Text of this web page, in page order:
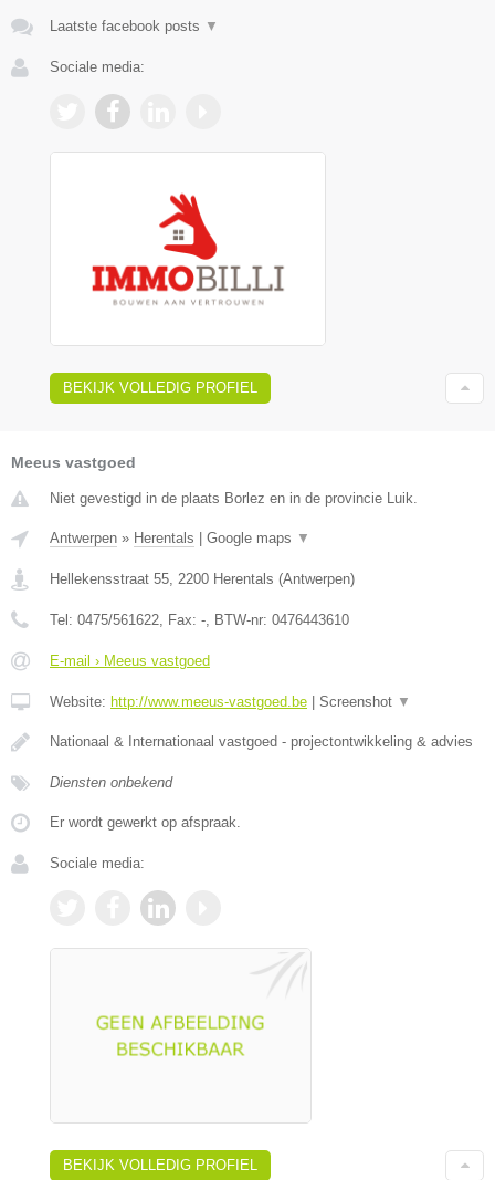
Laatste facebook posts ▼
Sociale media:
BEKIJK VOLLEDIG PROFIEL
Meeus vastgoed
Niet gevestigd in de plaats Borlez en in de provincie Luik.
Antwerpen » Herentals Google maps ▼
Hellekensstraat 55, 2200 Herentals (Antwerpen)
Tel: 0475/561622, Fax: -, BTW-nr: 0476443610
E-mail › Meeus vastgoed
Website: http://www.meeus-vastgoed.be Screenshot ▼
Nationaal & Internationaal vastgoed - projectontwikkeling & advies
Diensten onbekend
Er wordt gewerkt op afspraak.
Sociale media:
BEKIJK VOLLEDIG PROFIEL